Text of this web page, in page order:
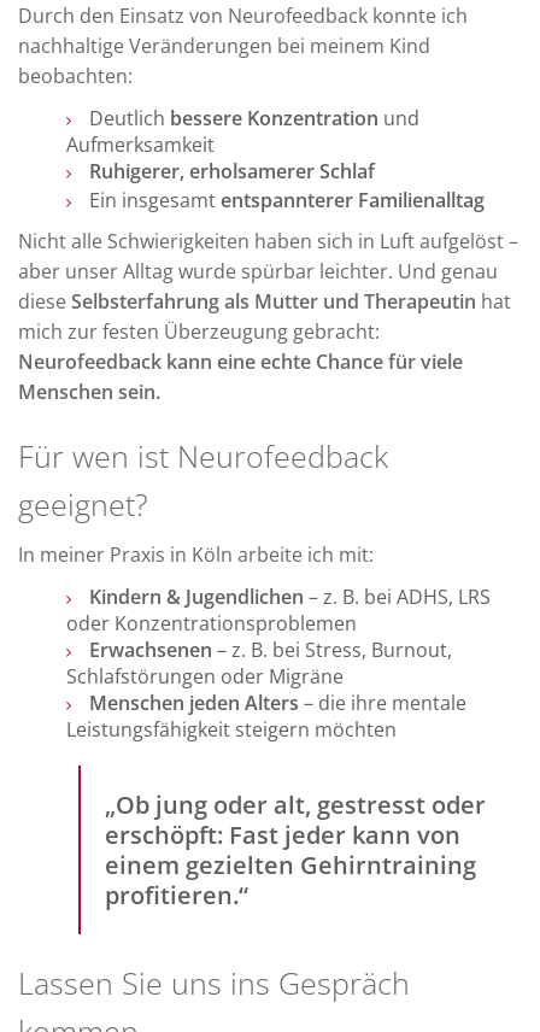
Durch den Einsatz von Neurofeedback konnte ich
nachhaltige Veränderungen bei meinem Kind
beobachten:
Deutlich bessere Konzentration und
Aufmerksamkeit
Ruhigerer, erholsamerer Schlaf
Ein insgesamtentspannterer Familienalltag
Nicht alle Schwierigkeiten haben sich in Luft aufgelöst –
aber unser Alltag wurde spürbar leichter. Und genau
dieseSelbsterfahrung als Mutter und Therapeutin hat
mich zur festen Überzeugung gebracht:
Neurofeedback kann eine echte Chance für viele
Menschen sein.
Für wen ist Neurofeedback
geeignet?
In meiner Praxis in Köln arbeite ich mit:
Kindern & Jugendlichen – z. B. bei ADHS, LRS
oder Konzentrationsproblemen
Erwachsenen – z. B. bei Stress, Burnout,
Schlafstörungen oder Migräne
Menschen jeden Alters – die ihre mentale
Leistungsfähigkeit steigern möchten
„Ob jung oder alt, gestresst oder
erschöpft: Fast jeder kann von
einem gezielten Gehirntraining
profitieren.“
Lassen Sie uns ins Gespräch